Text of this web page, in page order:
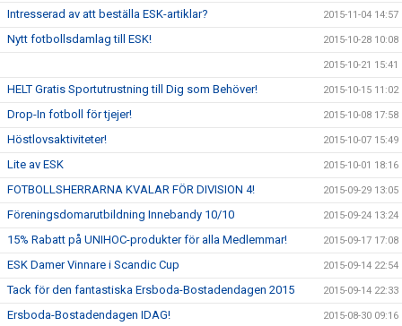
Intresserad av att beställa ESK-artiklar? 2015-11-04 14:57
Nytt fotbollsdamlag till ESK! 2015-10-28 10:08
2015-10-21 15:41
HELT Gratis Sportutrustning till Dig som Behöver! 2015-10-15 11:02
Drop-In fotboll för tjejer! 2015-10-08 17:58
Höstlovsaktiviteter! 2015-10-07 15:49
Lite av ESK 2015-10-01 18:16
FOTBOLLSHERRARNA KVALAR FÖR DIVISION 4! 2015-09-29 13:05
Föreningsdomarutbildning Innebandy 10/10 2015-09-24 13:24
15% Rabatt på UNIHOC-produkter för alla Medlemmar! 2015-09-17 17:08
ESK Damer Vinnare i Scandic Cup 2015-09-14 22:54
Tack för den fantastiska Ersboda-Bostadendagen 2015 2015-09-14 22:33
Ersboda-Bostadendagen IDAG! 2015-08-30 09:16